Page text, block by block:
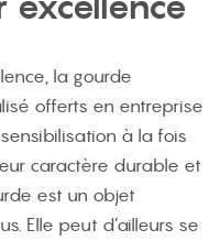
la gourde
offerts en entreprise
à la fois
caractère durable et
est un objet
Elle peut d’ailleurs se